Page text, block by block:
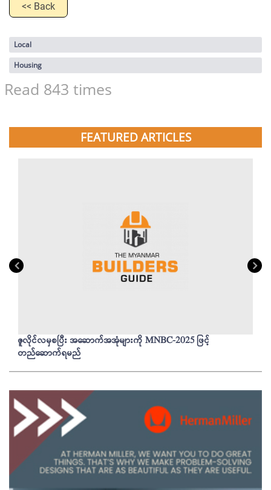
<< Back
Local
Housing
Read 843 times
FEATURED ARTICLES
ဇူလိုင်လမှစပြီး အဆောက်အအုံများကို MNBC-2025 ဖြင့်
တည်ဆောက်ရမည်